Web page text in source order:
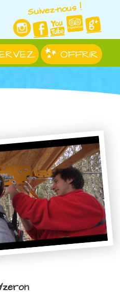
Suivez-nous !
OFFRIR